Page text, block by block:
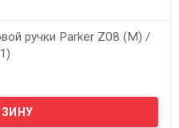
ручки Parker Z08 (M) /